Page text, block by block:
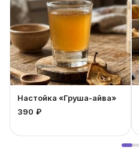
литра.
Настойка «Груша-айва»
390 ₽